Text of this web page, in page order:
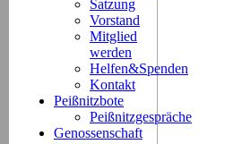
Satzung
Vorstand
Mitglied
werden
Helfen&Spenden
Kontakt
Peißnitzbote
Peißnitzgespräche
Genossenschaft